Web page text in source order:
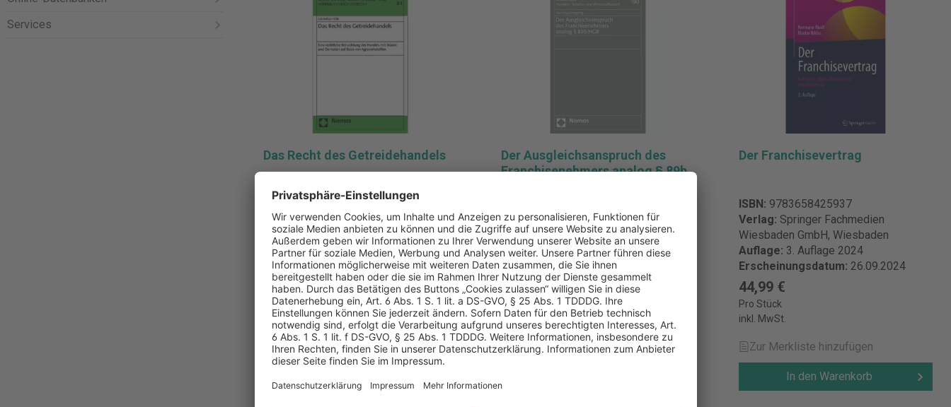
Services
Handels- und Gesellschaftsrecht
Deutschland kundenservice@beck.de
Das Recht des Getreidehandels
ISBN:9783848761531
Verlag:Nomos, Baden-Baden
Auflage:1. Auflage 2019
Erscheinungsdatum:04.12.2019
88,00 €
Pro Stück
inkl. MwSt.
Zur Merkliste hinzufügen
Der Ausgleichsanspruch des
Franchisenehmers analog § 89b
Verlag:Nomos, Baden-Baden
Auflage:1. Auflage 2021
Erscheinungsdatum: 05.05.2021
125,00 €
Pro Stück
inkl. MwSt.
Zur Merkliste hinzufügen
Der Franchisevertrag
ISBN: 9783658425937
Verlag: Springer Fachmedien
Wiesbaden GmbH, Wiesbaden
Auflage: 3. Auflage 2024
Erscheinungsdatum: 26.09.2024
44,99 €
Pro Stück
inkl. MwSt.
Zur Merkliste hinzufügen
In den Warenkorb